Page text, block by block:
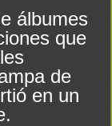
álbumes
que
de
en un